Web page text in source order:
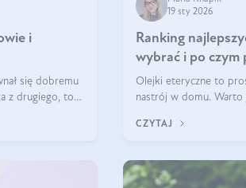
i
się dobremu
z drugiego, to
wszystko
19 sty 2026
Ranking
wybrać i po czym
Olejki eteryczne to
nastrój w domu.
eteryczne są
CZYTAJ